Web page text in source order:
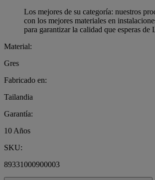
Los mejores de su categoría: nuestros
con los mejores materiales en
para garantizar la calidad que esperas de
Material:
Gres
Fabricado en:
Tailandia
Garantía:
10 Años
SKU:
89331000900003